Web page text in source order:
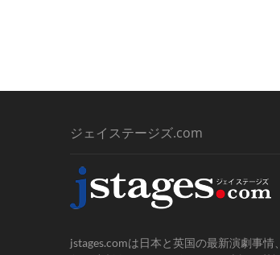
ジェイステージズ.com
jstages.comは日本と英国の最新演劇事情、